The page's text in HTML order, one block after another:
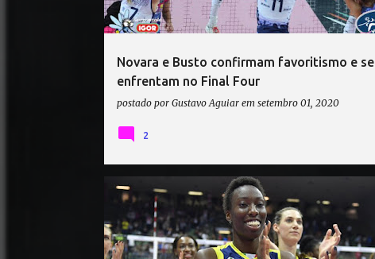
Novara e Busto confirmam favoritismo e se
enfrentam no Final Four
postado por Gustavo Aguiar em setembro 01, 2020
2
CAMPEONATO ITALIANO DE VÔLEI